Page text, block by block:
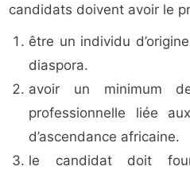
candidats doivent avoir le
être un individu
diaspora.
avoir un minimum
professionnelle liée
d’ascendance africaine.
le candidat doit